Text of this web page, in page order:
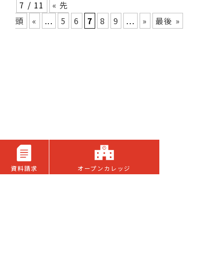
資料請求 オープンカレッジ
7 / 11
« 先
頭
« ... 5 6 7 8 9 ... » 最後 »